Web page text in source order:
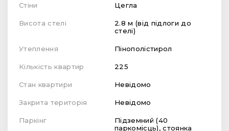
Стіни Цегла
Висота стелі
2.8 м (від підлоги до
стелі)
Утеплення Пінополістирол
Кількість квартир 225
Стан квартири Невідомо
Закрита територія Невідомо
Паркінг
Підземний (40
паркомісць), стоянка